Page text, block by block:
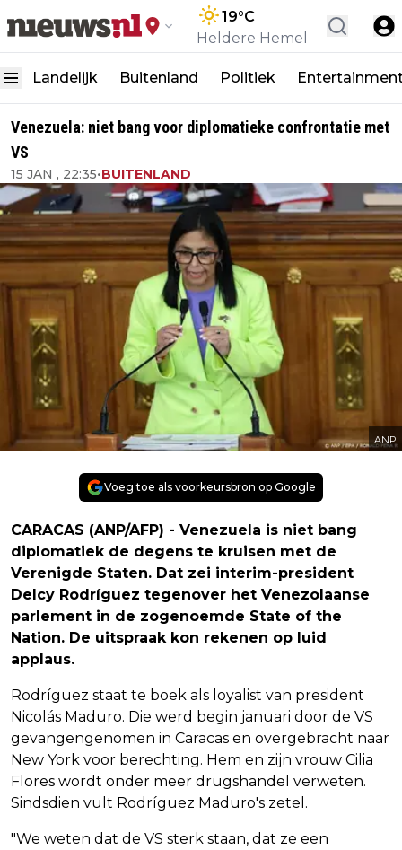
19°C
Heldere Hemel
Landelijk Buitenland Politiek
Venezuela: niet bang voor diplomatieke confrontatie met
VS
15 JAN , 22:35•BUITENLAND
ANP
Voeg toe als voorkeursbron op Google
CARACAS (ANP/AFP) - Venezuela is niet bang
diplomatiek de degens te kruisen met de
Verenigde Staten. Dat zei interim-president
Delcy Rodríguez tegenover het Venezolaanse
parlement in de zogenoemde State of the
Nation. De uitspraak kon rekenen op luid
applaus.
Rodríguez staat te boek als loyalist van president
Nicolás Maduro. Die werd begin januari door de VS
gevangengenomen in Caracas en overgebracht naar
New York voor berechting. Hem en zijn vrouw Cilia
Flores wordt onder meer drugshandel verweten.
Sindsdien vult Rodríguez Maduro's zetel.
"We weten dat de VS sterk staan, dat ze een